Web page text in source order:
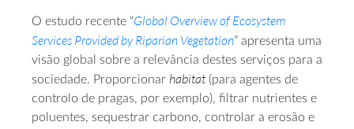
O estudo recente “Global Overview of Ecosystem
Services Provided by Riparian Vegetation” apresenta uma
visão global sobre a relevância destes serviços para a
sociedade. Proporcionar habitat(para agentes de
controlo de pragas, por exemplo), filtrar nutrientes e
poluentes, sequestrar carbono, controlar a erosão e